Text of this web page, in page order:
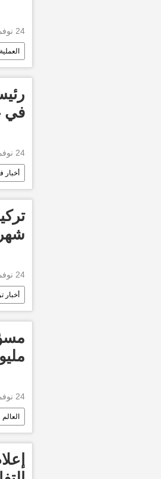
24 نوفمبر 2023, 17:19 GMT
في
24 نوفمبر 2023, 16:52 GMT
شهرا
24 نوفمبر 2023, 16:50 GMT
أخبار
24 نوفمبر 2023, 16:08 GMT
العالم